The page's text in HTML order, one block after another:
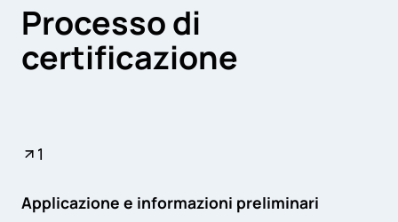
Processo di
certificazione
1
Applicazione e informazioni preliminari